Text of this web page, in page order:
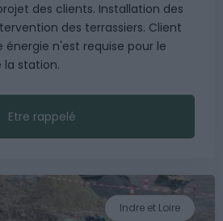
des clients. Installation des
des terrassiers. Client
n'est requise pour le
station.
Etre rappelé
Indre et Loire